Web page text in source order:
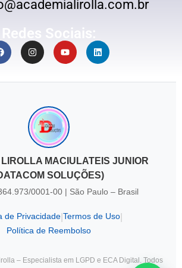
Redes Sociais:
MACIULATEIS JUNIOR
SOLUÇÕES)
0001-00 | São Paulo – Brasil
de Privacidade Termos de Uso
Política de Reembolso
– Especialista em LGPD e ECA Digital. Todos